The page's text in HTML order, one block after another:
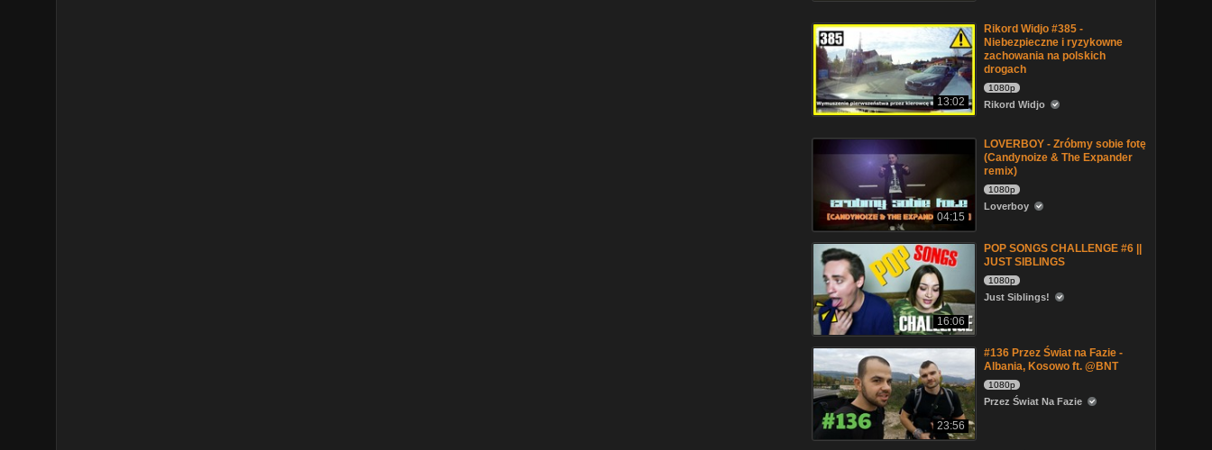
13:02
Rikord Widjo #385 -
Niebezpieczne i ryzykowne
zachowania na polskich
drogach
1080p
Rikord Widjo
04:15
LOVERBOY - Zróbmy sobie fotę
(Candynoize & The Expander
remix)
1080p
Loverboy
16:06
POP SONGS CHALLENGE #6 ||
JUST SIBLINGS
1080p
Just Siblings!
23:56
#136 Przez Świat na Fazie -
Albania, Kosowo ft. @BNT
1080p
Przez Świat Na Fazie